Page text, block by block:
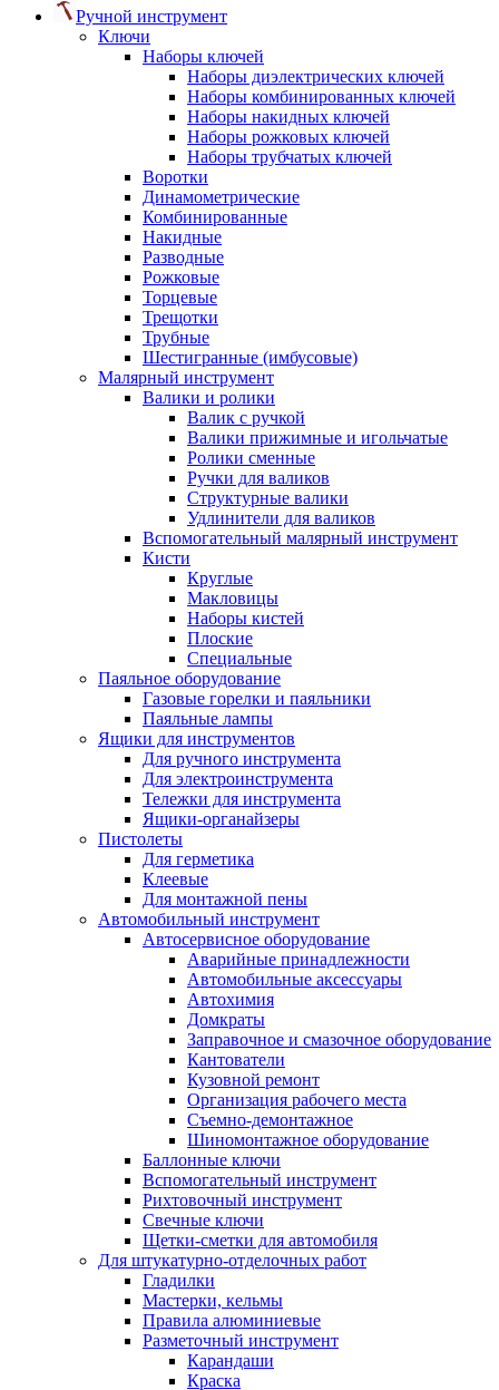
Ручной инструмент
Ключи
Наборы ключей
Наборы диэлектрических ключей
Наборы комбинированных ключей
Наборы накидных ключей
Наборы рожковых ключей
Наборы трубчатых ключей
Воротки
Динамометрические
Комбинированные
Накидные
Разводные
Рожковые
Торцевые
Трещотки
Трубные
Шестигранные (имбусовые)
Малярный инструмент
Валики и ролики
Валик с ручкой
Валики прижимные и игольчатые
Ролики сменные
Ручки для валиков
Структурные валики
Удлинители для валиков
Вспомогательный малярный инструмент
Кисти
Круглые
Макловицы
Наборы кистей
Плоские
Специальные
Паяльное оборудование
Газовые горелки и паяльники
Паяльные лампы
Ящики для инструментов
Для ручного инструмента
Для электроинструмента
Тележки для инструмента
Ящики-органайзеры
Пистолеты
Для герметика
Клеевые
Для монтажной пены
Автомобильный инструмент
Автосервисное оборудование
Аварийные принадлежности
Автомобильные аксессуары
Автохимия
Домкраты
Заправочное и смазочное оборудование
Кантователи
Кузовной ремонт
Организация рабочего места
Съемно-демонтажное
Шиномонтажное оборудование
Баллонные ключи
Вспомогательный инструмент
Рихтовочный инструмент
Свечные ключи
Щетки-сметки для автомобиля
Для штукатурно-отделочных работ
Гладилки
Мастерки, кельмы
Правила алюминиевые
Разметочный инструмент
Карандаши
Краска